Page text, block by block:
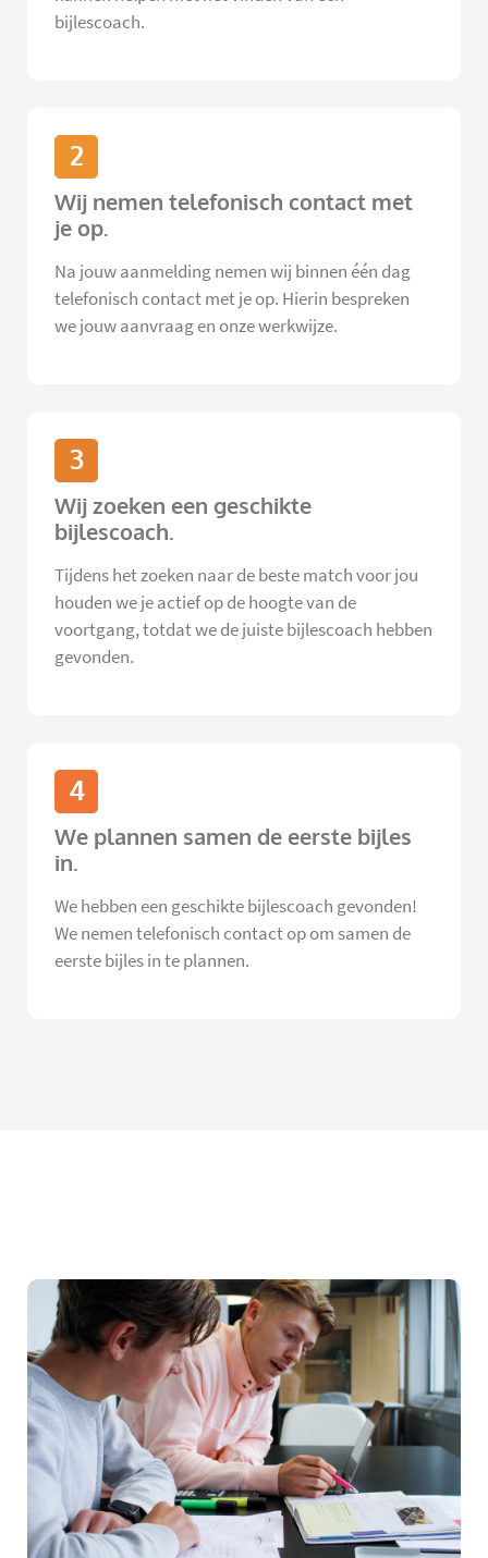
bijlescoach.
2
Wij nemen telefonisch contact met
je op.
Na jouw aanmelding nemen wij binnen één dag
telefonisch contact met je op. Hierin bespreken
we jouw aanvraag en onze werkwijze.
3
Wij zoeken een geschikte
bijlescoach.
Tijdens het zoeken naar de beste match voor jou
houden we je actief op de hoogte van de
voortgang, totdat we de juiste bijlescoach hebben
gevonden.
4
We plannen samen de eerste bijles
in.
We hebben een geschikte bijlescoach gevonden!
We nemen telefonisch contact op om samen de
eerste bijles in te plannen.